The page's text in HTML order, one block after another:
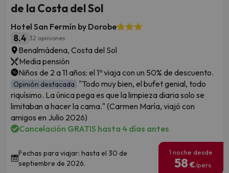
de la Costa del Sol
Hotel San Fermín by Dorobe
8.4 32 opiniones
Benalmádena, Costa del Sol
Media pensión
Niños de 2 a 11 años: el 1º viaja con un 50% de descuento.
Opinión destacada "Todo muy bien, el bufet genial, todo
riquísimo. La única pega es que la limpieza diaria solo se
limitaban a hacer la cama." (Carmen María, viajó con
amigos en Julio 2026)
Cancelación GRATIS hasta 4 días antes
Fechas para viajar: hasta el 30 de
septiembre de 2026.
1 noche desde
58 €/pers.